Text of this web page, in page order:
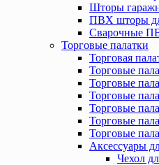
Шторы
ПВХ шторы
Сварочные
Торговые палатки
Торговая
Торговые
Торговые
Торговые
Торговые
Торговые
Торговые
Аксессуары
Чехол